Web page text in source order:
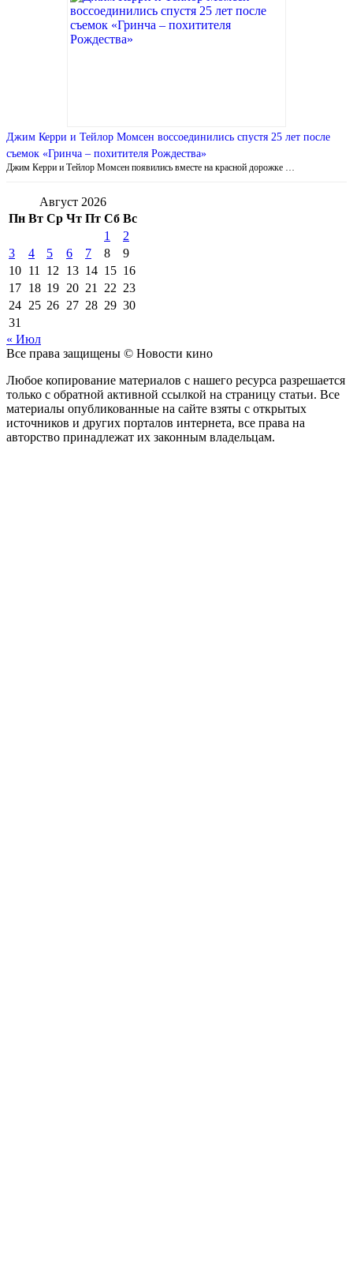
Джим Керри и Тейлор Момсен воссоединились спустя 25 лет после
съемок «Гринча – похитителя Рождества»
Джим Керри и Тейлор Момсен появились вместе на красной дорожке …
Август 2026
Пн Вт Ср Чт Пт Сб Вс
1
2
3
4 5 6 7 8
9
10 11 12 13 14 15 16
17 18 19 20 21 22 23
24 25 26 27 28 29 30
31
« Июл
Все права защищены © Новости кино
Любое копирование материалов с нашего ресурса разрешается
только с обратной активной ссылкой на страницу статьи. Все
материалы опубликованные на сайте взяты с открытых
источников и других порталов интернета, все права на
авторство принадлежат их законным владельцам.